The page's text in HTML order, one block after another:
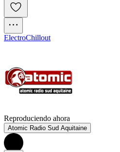
ElectroChillout
Reproduciendo ahora
Atomic Radio Sud Aquitaine